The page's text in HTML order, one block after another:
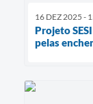
16 DEZ 2025 -
Projeto
pelas